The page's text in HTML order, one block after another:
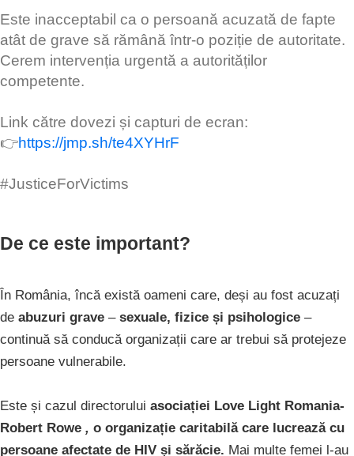
Este inacceptabil ca o persoană acuzată de fapte
atât de grave să rămână într-o poziție de autoritate.
Cerem intervenția urgentă a autorităților
competente.
Link către dovezi și capturi de ecran:
👉https://jmp.sh/te4XYHrF
#JusticeForVictims
De ce este important?
În România, încă există oameni care, deși au fost acuzați
de abuzuri grave – sexuale, fizice și psihologice –
continuă să conducă organizații care ar trebui să protejeze
persoane vulnerabile.
Este și cazul directorului asociației Love Light Romania-
Robert Rowe , o organizație caritabilă care lucrează cu
persoane afectate de HIV și sărăcie. Mai multe femei l-au